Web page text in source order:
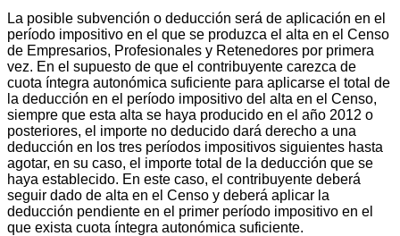
La posible subvención o deducción será de aplicación en el
período impositivo en el que se produzca el alta en el Censo
de Empresarios, Profesionales y Retenedores por primera
vez. En el supuesto de que el contribuyente carezca de
cuota íntegra autonómica suficiente para aplicarse el total de
la deducción en el período impositivo del alta en el Censo,
siempre que esta alta se haya producido en el año 2012 o
posteriores, el importe no deducido dará derecho a una
deducción en los tres períodos impositivos siguientes hasta
agotar, en su caso, el importe total de la deducción que se
haya establecido. En este caso, el contribuyente deberá
seguir dado de alta en el Censo y deberá aplicar la
deducción pendiente en el primer período impositivo en el
que exista cuota íntegra autonómica suficiente.